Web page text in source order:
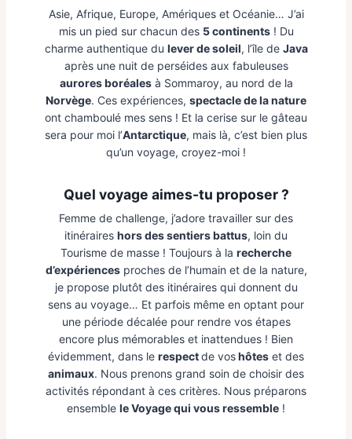
Asie, Afrique, Europe, Amériques et Océanie… J’ai
mis un pied sur chacun des 5 continents! Du
charme authentique du lever de soleil, l’île de Java
après une nuit de perséides aux fabuleuses
aurores boréalesà Sommaroy, au nord de la
Norvège. Ces expériences, spectacle de la nature
ont chamboulé mes sens ! Et la cerise sur le gâteau
sera pour moi l’Antarctique, mais là, c’est bien plus
qu’un voyage, croyez-moi !
Quel voyage aimes-tu proposer ?
Femme de challenge, j’adore travailler sur des
itinéraires hors des sentiers battus, loin du
Tourisme de masse ! Toujours à la recherche
d’expériencesproches de l’humain et de la nature,
je propose plutôt des itinéraires qui donnent du
sens au voyage… Et parfois même en optant pour
une période décalée pour rendre vos étapes
encore plus mémorables et inattendues ! Bien
évidemment, dans le respectde voshôtes et des
animaux. Nous prenons grand soin de choisir des
activités répondant à ces critères. Nous préparons
ensemble le Voyage qui vous ressemble !